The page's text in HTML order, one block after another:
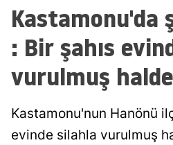
Kastamonu'da
: Bir şahıs
vurulmuş
Kastamonu'nun Hanönü
evinde silahla vurulmuş